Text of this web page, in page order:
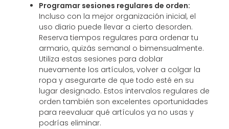
Programar sesiones regulares de orden:
Incluso con la mejor organización inicial, el
uso diario puede llevar a cierto desorden.
Reserva tiempos regulares para ordenar tu
armario, quizás semanal o bimensualmente.
Utiliza estas sesiones para doblar
nuevamente los artículos, volver a colgar la
ropa y asegurarte de que todo esté en su
lugar designado. Estos intervalos regulares de
orden también son excelentes oportunidades
para reevaluar qué artículos ya no usas y
podrías eliminar.